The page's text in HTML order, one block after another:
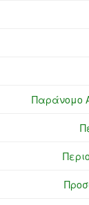
Παράνομο